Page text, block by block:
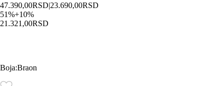
47.390,00RSD|23.690,00RSD
51%+10%
21.321,00RSD
Boja:Braon